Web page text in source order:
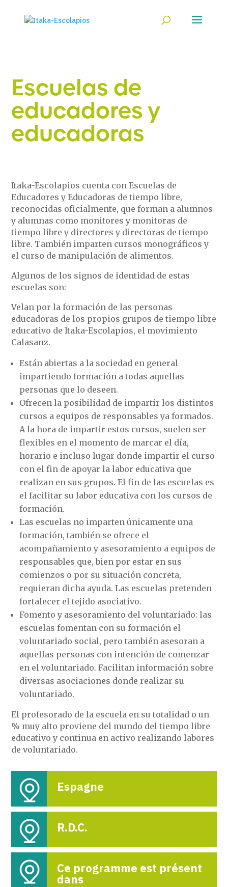
Escuelas de
educadores y
educadoras
Itaka-Escolapios cuenta con Escuelas de
Educadores y Educadoras de tiempo libre,
reconocidas oficialmente, que forman a alumnos
y alumnas como monitores y monitoras de
tiempo libre y directores y directoras de tiempo
libre. También imparten cursos monográficos y
el curso de manipulación de alimentos.
Algunos de los signos de identidad de estas
escuelas son:
Velan por la formación de las personas
educadoras de los propios grupos de tiempo libre
educativo de Itaka-Escolapios, el movimiento
Calasanz.
Están abiertas a la sociedad en general
impartiendo formación a todas aquellas
personas que lo deseen.
Ofrecen la posibilidad de impartir los distintos
cursos a equipos de responsables ya formados.
A la hora de impartir estos cursos, suelen ser
flexibles en el momento de marcar el día,
horario e incluso lugar donde impartir el curso
con el fin de apoyar la labor educativa que
realizan en sus grupos. El fin de las escuelas es
el facilitar su labor educativa con los cursos de
formación.
Las escuelas no imparten únicamente una
formación, también se ofrece el
acompañamiento y asesoramiento a equipos de
responsables que, bien por estar en sus
comienzos o por su situación concreta,
requieran dicha ayuda. Las escuelas pretenden
fortalecer el tejido asociativo.
Fomento y asesoramiento del voluntariado: las
escuelas fomentan con su formación el
voluntariado social, pero también asesoran a
aquellas personas con intención de comenzar
en el voluntariado. Facilitan información sobre
diversas asociaciones donde realizar su
voluntariado.
El profesorado de la escuela en su totalidad o un
% muy alto proviene del mundo del tiempo libre
educativo y continua en activo realizando labores
de voluntariado.
Espagne
R.D.C.
Ce programme est présent
dans